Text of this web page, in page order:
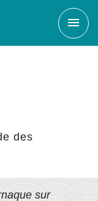
menu
des
sur